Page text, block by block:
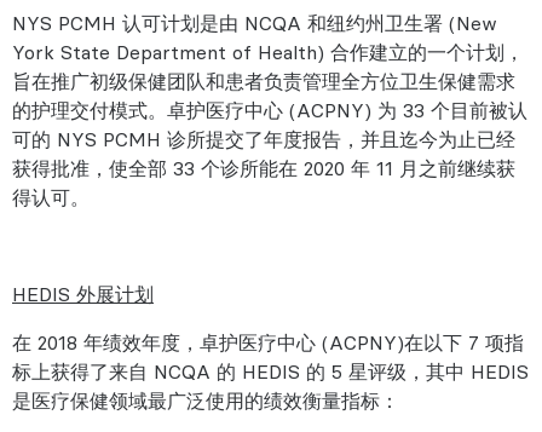
NYS PCMH 认可计划是由 NCQA 和纽约州卫生署 (New
York State Department of Health) 合作建立的一个计划，
旨在推广初级保健团队和患者负责管理全方位卫生保健需求
的护理交付模式。卓护医疗中心 (ACPNY) 为 33 个目前被认
可的 NYS PCMH 诊所提交了年度报告，并且迄今为止已经
获得批准，使全部 33 个诊所能在 2020 年 11 月之前继续获
得认可。
HEDIS 外展计划
在 2018 年绩效年度，卓护医疗中心 (ACPNY)在以下 7 项指
标上获得了来自 NCQA 的 HEDIS 的 5 星评级，其中 HEDIS
是医疗保健领域最广泛使用的绩效衡量指标：